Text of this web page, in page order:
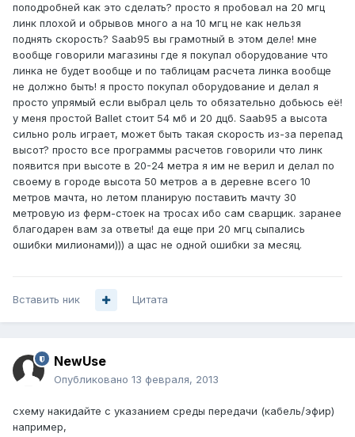
поподробней как это сделать? просто я пробовал на 20 мгц
линк плохой и обрывов много а на 10 мгц не как нельзя
поднять скорость? Saab95 вы грамотный в этом деле! мне
вообще говорили магазины где я покупал оборудование что
линка не будет вообще и по таблицам расчета линка вообще
не должно быть! я просто покупал оборудование и делал я
просто упрямый если выбрал цель то обязательно добьюсь её!
у меня простой Ballet стоит 54 мб и 20 дцб. Saab95 а высота
сильно роль играет, может быть такая скорость из-за перепад
высот? просто все программы расчетов говорили что линк
появится при высоте в 20-24 метра я им не верил и делал по
своему в городе высота 50 метров а в деревне всего 10
метров мачта, но летом планирую поставить мачту 30
метровую из ферм-стоек на тросах ибо сам сварщик. заранее
благодарен вам за ответы! да еще при 20 мгц сыпались
ошибки милионами))) а щас не одной ошибки за месяц.
Вставить ник Цитата
NewUse
Опубликовано 13 февраля, 2013
схему накидайте с указанием среды передачи (кабель/эфир)
например,